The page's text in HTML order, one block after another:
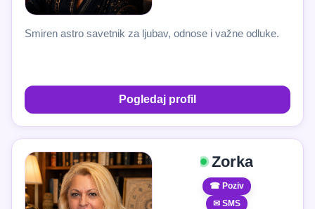
Smiren astro savetnik za ljubav, odnose i važne odluke.
Pogledaj profil
Zorka
☎ Poziv
✉ SMS